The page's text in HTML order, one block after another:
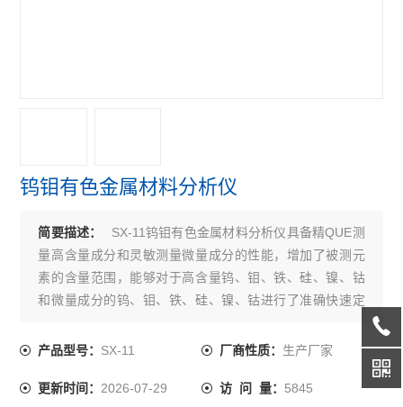
钨钼有色金属材料分析仪
简要描述：
SX-11钨钼有色金属材料分析仪具备精QUE测
量高含量成分和灵敏测量微量成分的性能，增加了被测元
素的含量范围，能够对于高含量钨、钼、铁、硅、镍、钴
和微量成分的钨、钼、铁、硅、镍、钴进行了准确快速定
量，是我公司的高科技产品.
产品型号： SX-11 厂商性质： 生产厂家
更新时间：2026-07-29 访 问 量： 5845